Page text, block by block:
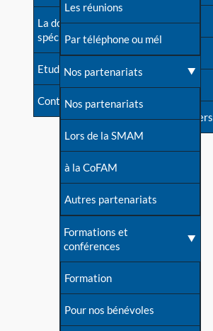
Mythes et vérités
Devenir animatrice ?
Une question sur le site
La documentation
spécialisée
Etudes récentes
Contact
Soutenir LLL
Livre d'or
Forum
S'inscrire à nos newsletters
Les réunions
Par téléphone ou mél
Nos partenariats
Nos partenariats
Lors de la SMAM
à la CoFAM
Autres partenariats
Formations et
conférences
Formation
Pour nos bénévoles